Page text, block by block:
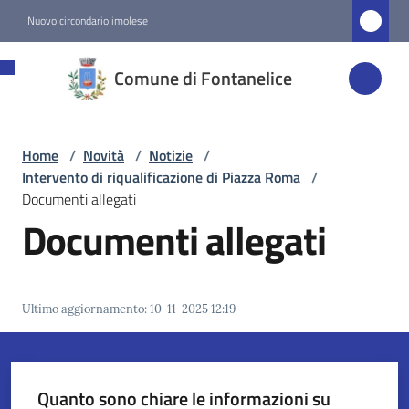
Nuovo circondario imolese
Comune di Fontanelice
Fontanelice
Amministrazione
Menu selezionato
Vivere
Fontanelice
Home / Novità / Notizie /
Intervento di riqualificazione di Piazza Roma /
Documenti allegati
Documenti allegati
Ultimo aggiornamento:10-11-2025 12:19
Quanto sono chiare le informazioni su